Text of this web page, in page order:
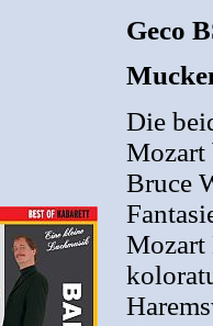
Geco
Die
Mozart
Bruce
Mozart